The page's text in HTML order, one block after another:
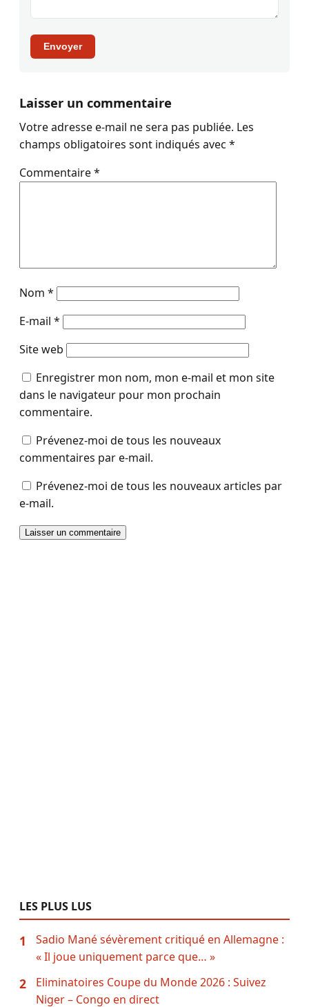
Envoyer
Laisser un commentaire
Votre adresse e-mail ne sera pas publiée. Les
champs obligatoires sont indiqués avec *
Commentaire*
Nom *
E-mail *
Site web
Enregistrer mon nom, mon e-mail et mon site
dans le navigateur pour mon prochain
commentaire.
Prévenez-moi de tous les nouveaux
commentaires par e-mail.
Prévenez-moi de tous les nouveaux articles par
e-mail.
LES PLUS LUS
1
Sadio Mané sévèrement critiqué en Allemagne :
« Il joue uniquement parce que… »
2
Eliminatoires Coupe du Monde 2026 : Suivez
Niger – Congo en direct